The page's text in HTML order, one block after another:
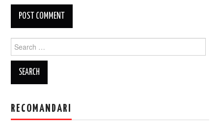
Search
for:
RECOMANDARI